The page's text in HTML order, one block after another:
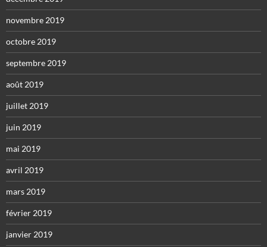
novembre 2019
octobre 2019
septembre 2019
août 2019
juillet 2019
juin 2019
mai 2019
avril 2019
mars 2019
février 2019
janvier 2019